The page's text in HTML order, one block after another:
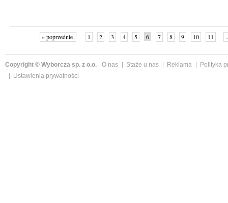
« poprzednie 1 2 3 4 5 6 7 8 9 10 11
Copyright © Wyborcza sp. z o.o. O nas Staże u nas Reklama
Polityka
Ustawienia prywatności